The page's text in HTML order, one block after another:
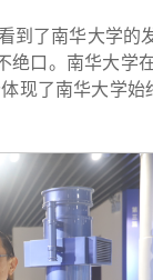
到了南华大学的
绝口。南华大学
现了南华大学始